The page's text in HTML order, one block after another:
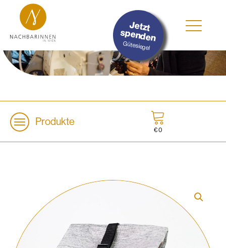
Jetzt
spenden
Gütesiegel
#Nachhaltig
#Sozial
#Lokal
Produkte
€0